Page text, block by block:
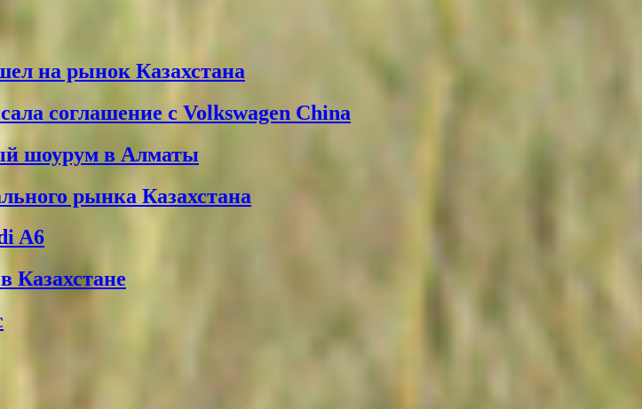
на рынок Казахстана
соглашение с Volkswagen China
шоурум в Алматы
рынка Казахстана
A6
Казахстане